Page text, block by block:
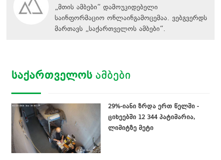
„მთის ამბები“ დამოუკიდებელი
საინფორმაციო ონლაინგამოცემაა. ვებგვერდს
მართავს „საქართველოს ამბები“.
ᲡᲐᲥᲐᲠᲗᲕᲔᲚᲝᲡ ᲐᲛᲑᲔᲑᲘ
29%-იანი ზრდა ერთ წელში -
ციხეებში 12 344 პატიმარია,
ლიმიტზე მეტი